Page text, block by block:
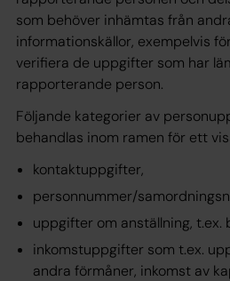
som behöver inhämtas från
informationskällor, exempelvis
verifiera de uppgifter som har
rapporterande person.
Följande kategorier av
behandlas inom ramen för ett
kontaktuppgifter,
personnummer/
uppgifter om anställning, t.ex.
inkomstuppgifter som t.ex.
andra förmåner, inkomst av